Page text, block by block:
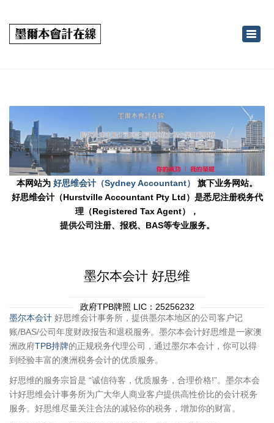
本网站为 好思维会计（Sydney Accountant）
旗下业务网站。
好思维会计（Hurstville Accountant Pty Ltd）是悉尼注册税务代
理（Registered Tax Agent），
提供公司注册、报税、BAS等专业服务。
墨尔本会计 好思维
政府TPB牌照 LIC：25256232
墨尔本会计 好思维会计事务所，提供墨尔本地区的公司客户记
账/BAS/公司年度财政报告和退税服务。墨尔本会计好思维是一家澳
洲政府TPB持牌的正规税务代理公司，通过墨尔本会计，你可以得
到经验丰富的澳洲税务会计的优质服务。
好思维的服务宗旨是 “诚信待客，优质服务，合理价格!”。墨尔本会
计好思维会计事务所为广大华人商业客户提供高性价比的会计税务
服务。好思维尽量关注合法的减轻你的税务，增加你的财富。